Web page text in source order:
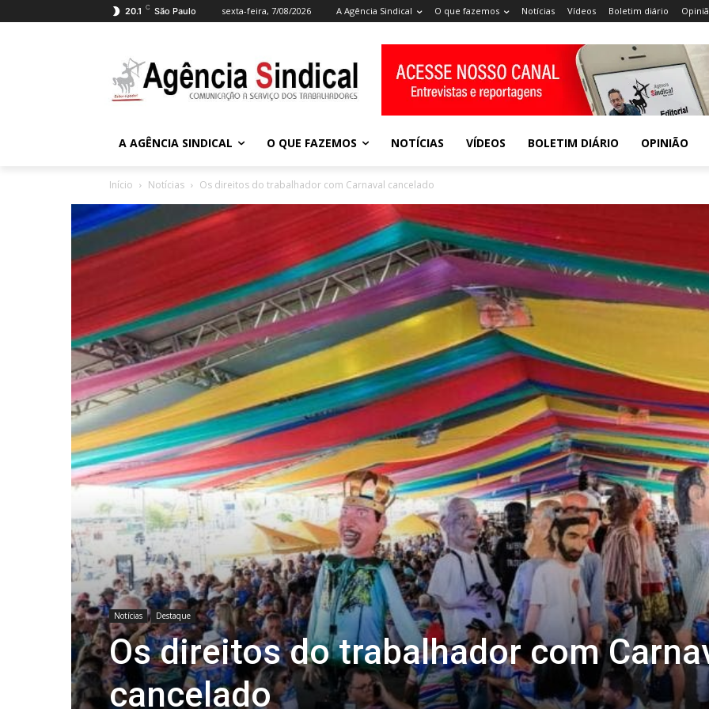
20.1 C São Paulo sexta-feira, 7/08/2026 A Agência Sindical O que fazemos Notícias Vídeos Boletim diário
A AGÊNCIA SINDICAL O QUE FAZEMOS NOTÍCIAS VÍDEOS BOLETIM DIÁRIO OPINIÃO
Início Notícias Os direitos do trabalhador com Carnaval cancelado
Notícias Destaque
Os direitos do trabalhador com
cancelado